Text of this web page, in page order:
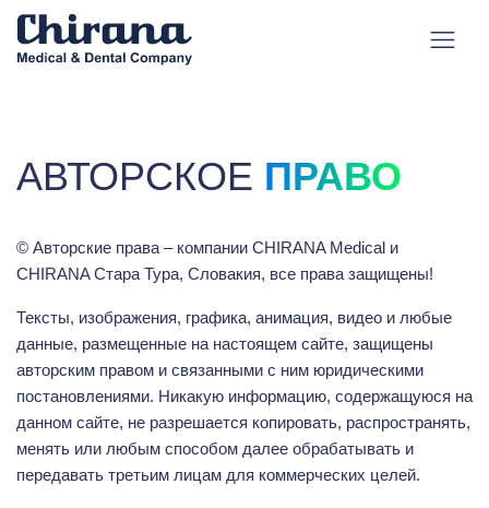
АВТОРСКОЕ ПРАВО
© Авторские права – компании CHIRANA Medical и
CHIRANA Стара Тура, Словакия, все права защищены!
Тексты, изображения, графика, анимация, видео и любые
данные, размещенные на настоящем сайте, защищены
авторским правом и связанными с ним юридическими
постановлениями. Никакую информацию, содержащуюся на
данном сайте, не разрешается копировать, распространять,
менять или любым способом далее обрабатывать и
передавать третьим лицам для коммерческих целей.